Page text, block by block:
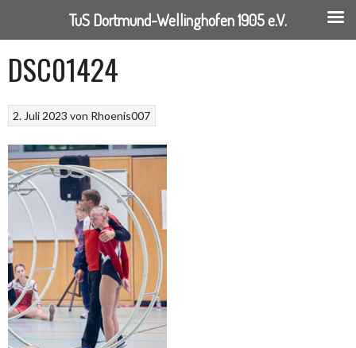
zum
Inhalt
DSC01424
2. Juli 2023 von Rhoenis007
TuS Dortmund-Wellinghofen 1905 e.V.